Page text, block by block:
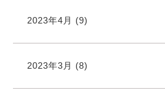
2023年4月 (9)
2023年3月 (8)